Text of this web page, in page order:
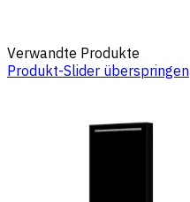
Verwandte Produkte
Produkt-Slider überspringen